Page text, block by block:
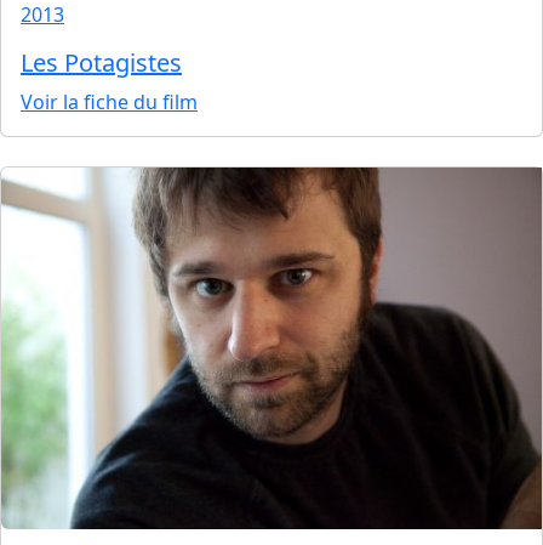
2013
Les Potagistes
Voir la fiche du film